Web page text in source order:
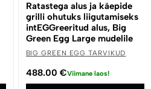
Ratastega alus ja käepide
grilli ohutuks liigutamiseks
intEGGreeritud alus, Big
Green Egg Large mudelile
BIG GREEN EGG TARVIKUD
488.00 €Viimane laos!